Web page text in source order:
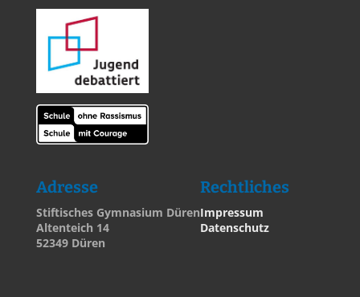
Adresse
Stiftisches Gymnasium Düren
Altenteich 14
52349 Düren
Rechtliches
Impressum
Datenschutz